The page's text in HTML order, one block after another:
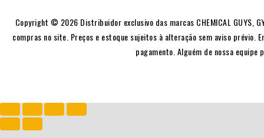
Copyright © 2026 Distribuidor exclusivo das marcas CHEMICAL GUYS,
compras no site. Preços e estoque sujeitos à alteração sem aviso prévio.
pagamento. Alguém de nossa